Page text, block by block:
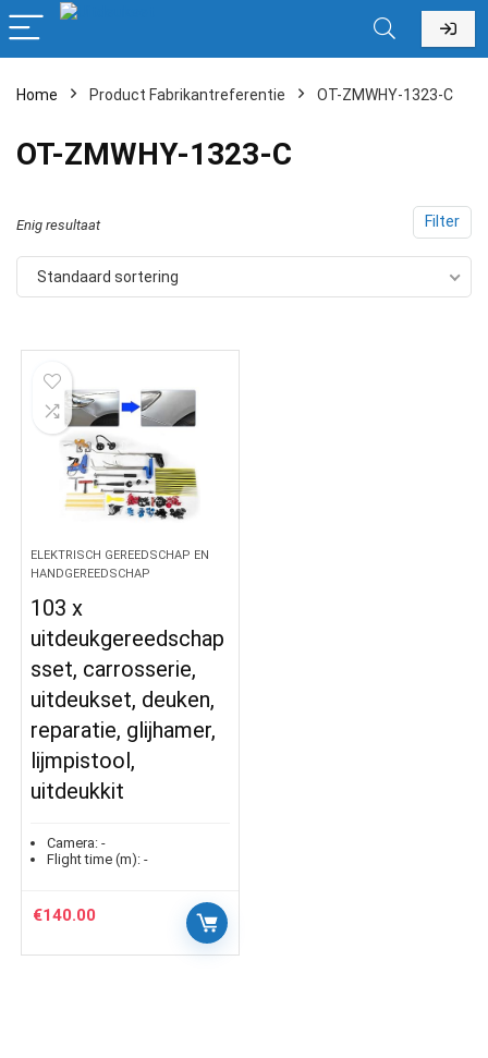
Home Product Fabrikantreferentie ‎OT-ZMWHY-1323-C
‎OT-ZMWHY-1323-C
Filter
Enig resultaat
Standaard sortering
ELEKTRISCH GEREEDSCHAP EN
HANDGEREEDSCHAP
103 x
uitdeukgereedschap
sset, carrosserie,
uitdeukset, deuken,
reparatie, glijhamer,
lijmpistool,
uitdeukkit
Camera: -
Flight time (m): -
€140.00